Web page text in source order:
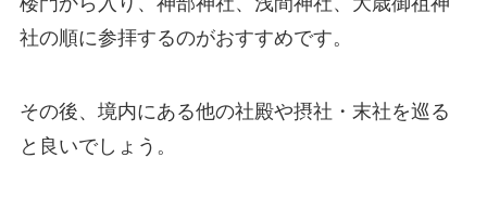
社の順に参拝するのがおすすめです。
その後、境内にある他の社殿や摂社・末社を巡る
と良いでしょう。